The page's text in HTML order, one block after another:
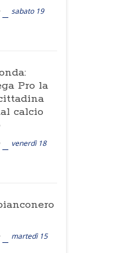
sabato 19
Pro la
calcio
venerdì 18
martedì 15